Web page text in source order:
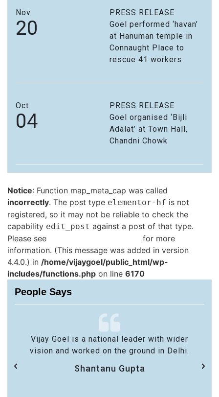
Nov
20
PRESS RELEASE
Goel performed ‘havan’
at Hanuman temple in
Connaught Place to
rescue 41 workers
Oct
04
PRESS RELEASE
Goel organised ‘Bijli
Adalat’ at Town Hall,
Chandni Chowk
Notice: Function map_meta_cap was called
incorrectly. The post type elementor-hf is not
registered, so it may not be reliable to check the
capability edit_post against a post of that type.
Please see
for more
information. (This message was added in version
4.4.0.) in /home/vijaygoel/public_html/wp-
includes/functions.php on line 6170
People Says
Vijay Goel is a national leader with wider
vision and worked on the ground in Delhi.
Shantanu Gupta